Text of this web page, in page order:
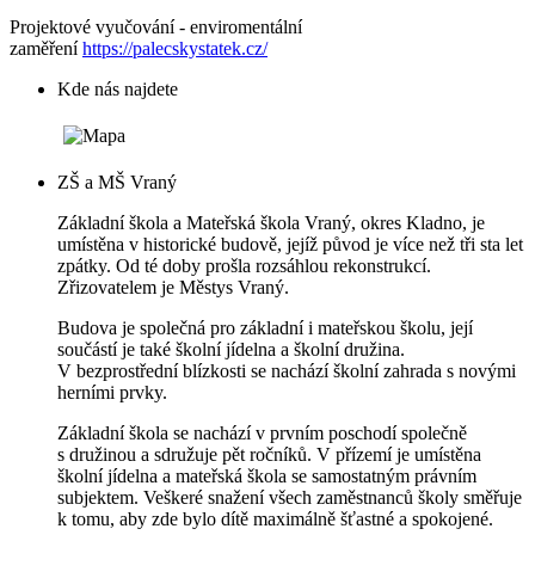
Projektové vyučování - enviromentální
zaměřeníhttps://palecskystatek.cz/
Kde nás najdete
ZŠ a MŠ Vraný
Základní škola a Mateřská škola Vraný, okres Kladno, je
umístěna v historické budově, jejíž původ je více než tři sta let
zpátky. Od té doby prošla rozsáhlou rekonstrukcí.
Zřizovatelem je Městys Vraný.
Budova je společná pro základní i mateřskou školu, její
součástí je také školní jídelna a školní družina.
V bezprostřední blízkosti se nachází školní zahrada s novými
herními prvky.
Základní škola se nachází v prvním poschodí společně
s družinou a sdružuje pět ročníků. V přízemí je umístěna
školní jídelna a mateřská škola se samostatným právním
subjektem. Veškeré snažení všech zaměstnanců školy směřuje
k tomu, aby zde bylo dítě maximálně šťastné a spokojené.